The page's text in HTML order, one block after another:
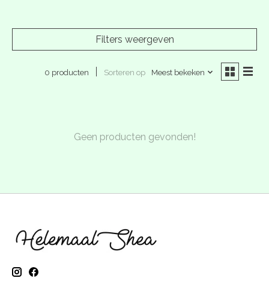
Filters weergeven
0 producten Sorteren op Meest bekeken
Geen producten gevonden!